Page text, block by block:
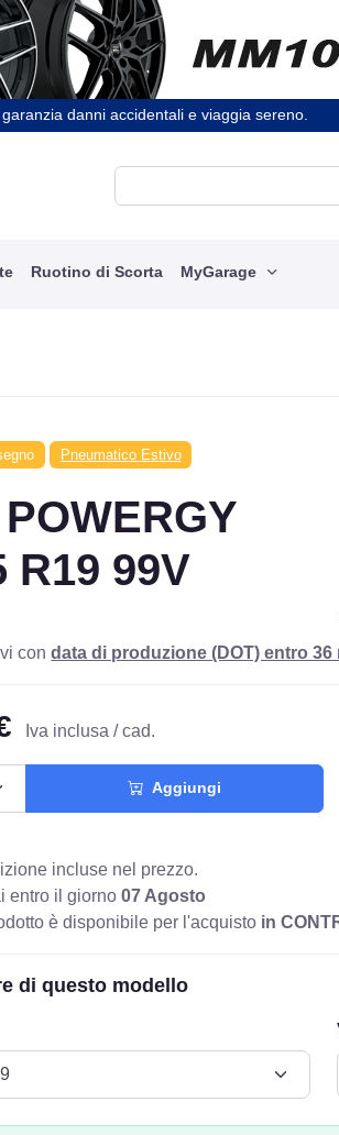
danni accidentali e viaggia sereno.
Ruotino di Scorta MyGarage
Pneumatico Estivo
POWERGY
R19 99V
condata di produzione (DOT) entro 36
Iva inclusa / cad.
Aggiungi
incluse nel prezzo.
entro il giorno07 Agosto
è disponibile per l'acquisto in
di questo modello